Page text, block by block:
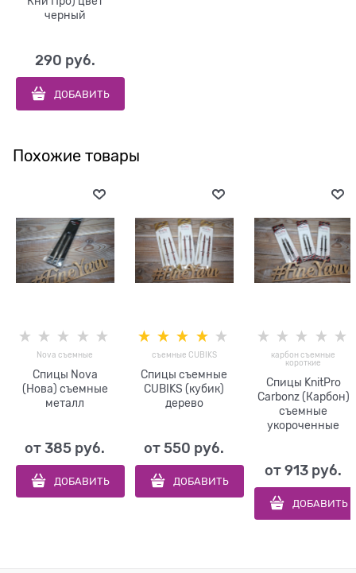
черный
290 руб.
ДОБАВИТЬ
Похожие товары
Nova съемные
Спицы Nova
(Нова) съемные
металл
от385 руб.
ДОБАВИТЬ
съемные CUBIKS
Спицы съемные
CUBIKS (кубик)
дерево
от550 руб.
ДОБАВИТЬ
карбон съемные
короткие
Спицы KnitPro
Carbonz (Карбон)
съемные
укороченные
от913 руб.
ДОБАВИТЬ